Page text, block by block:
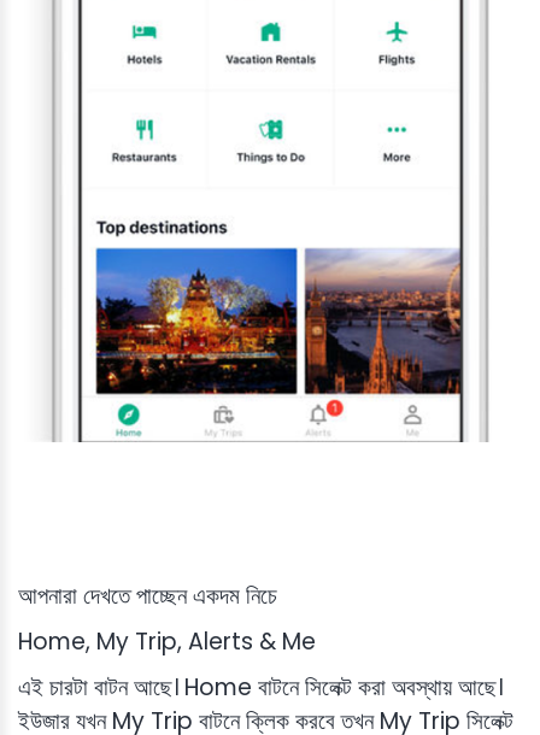
আপনারা দেখতে পাচ্ছেন একদম নিচে
Home, My Trip, Alerts & Me
এই চারটা বাটন আছে। Home বাটনে সিলেক্ট করা অবস্থায় আছে।
ইউজার যখন My Trip বাটনে ক্লিক করবে তখন My Trip সিলেক্ট